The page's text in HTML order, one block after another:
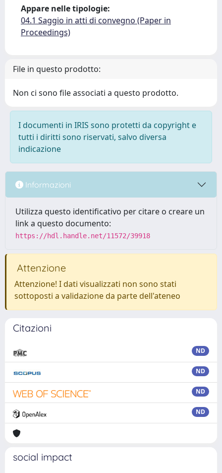
Appare nelle tipologie:
04.1 Saggio in atti di convegno (Paper in
Proceedings)
File in questo prodotto:
Non ci sono file associati a questo prodotto.
I documenti in IRIS sono protetti da copyright e
tutti i diritti sono riservati, salvo diversa
indicazione
Informazioni
Utilizza questo identificativo per citare o creare un
link a questo documento:
https://hdl.handle.net/11572/39918
Attenzione
Attenzione! I dati visualizzati non sono stati
sottoposti a validazione da parte dell'ateneo
Citazioni
ND
ND
ND
ND
social impact